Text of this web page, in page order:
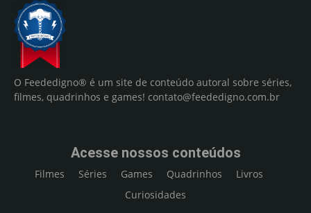
O Feededigno® é um site de conteúdo autoral sobre séries,
filmes, quadrinhos e games! contato@feededigno.com.br
Acesse nossos conteúdos
Filmes Séries Games Quadrinhos
Livros
Curiosidades